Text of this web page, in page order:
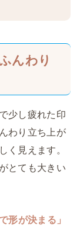
んわり
少し疲れた印
わり立ち上が
く見えます。
とても大きい
形が決まる」